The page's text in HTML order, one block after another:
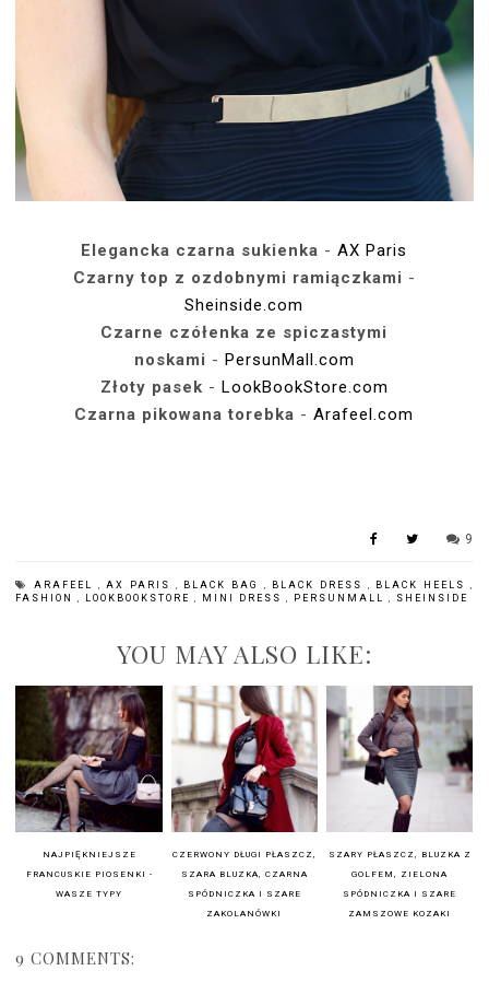
Elegancka czarna sukienka -AX Paris
Czarny top z ozdobnymi ramiączkami -
Sheinside.com
Czarne czółenka ze spiczastymi
noskami - PersunMall.com
Złoty pasek - LookBookStore.com
Czarna pikowana torebka -Arafeel.com
9
ARAFEEL ,AX PARIS , BLACK BAG , BLACK DRESS , BLACK HEELS ,
FASHION, LOOKBOOKSTORE, MINI DRESS, PERSUNMALL, SHEINSIDE
YOU MAY ALSO LIKE:
NAJPIĘKNIEJSZE
FRANCUSKIE PIOSENKI -
WASZE TYPY
CZERWONY DŁUGI PŁASZCZ,
SZARA BLUZKA, CZARNA
SPÓDNICZKA I SZARE
ZAKOLANÓWKI
SZARY PŁASZCZ, BLUZKA Z
GOLFEM, ZIELONA
SPÓDNICZKA I SZARE
ZAMSZOWE KOZAKI
9 COMMENTS: